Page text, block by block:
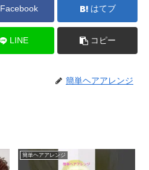
Facebook はてブ
LINE コピー
簡単ヘアアレンジ
簡単ヘアアレンジ